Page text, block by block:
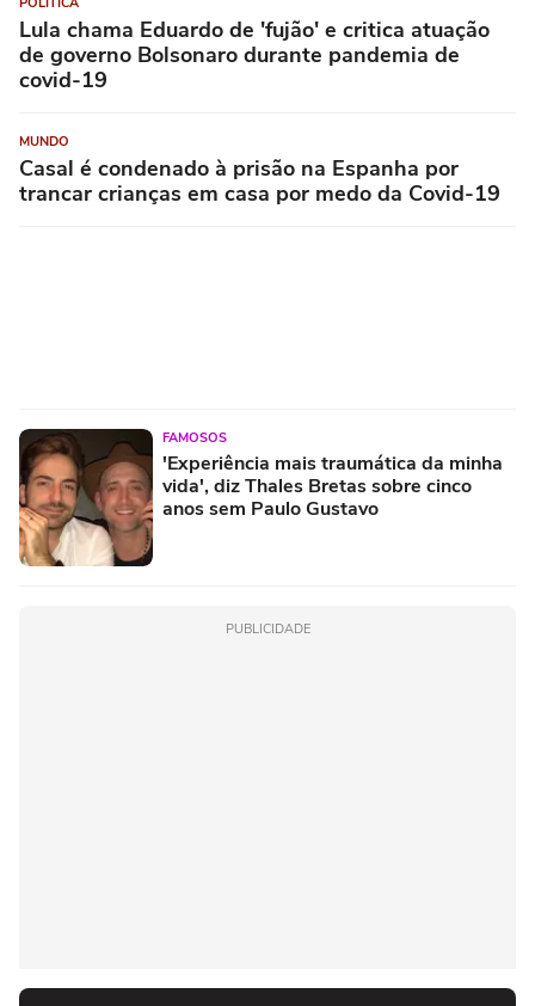
Lula chama Eduardo de 'fujão' e critica atuação
de governo Bolsonaro durante pandemia de
covid-19
MUNDO
Casal é condenado à prisão na Espanha por
trancar crianças em casa por medo da Covid-19
FAMOSOS
'Experiência mais traumática da minha
vida', diz Thales Bretas sobre cinco
anos sem Paulo Gustavo
PUBLICIDADE